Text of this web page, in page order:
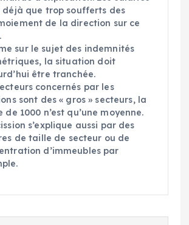
déjà que trop soufferts des
de la direction sur ce
sur le sujet des indemnités
la situation doit
être tranchée.
concernés par les
sont des « gros » secteurs, la
de 1000 n’est qu’une moyenne.
s’explique aussi par des
de taille de secteur ou de
d’immeubles par